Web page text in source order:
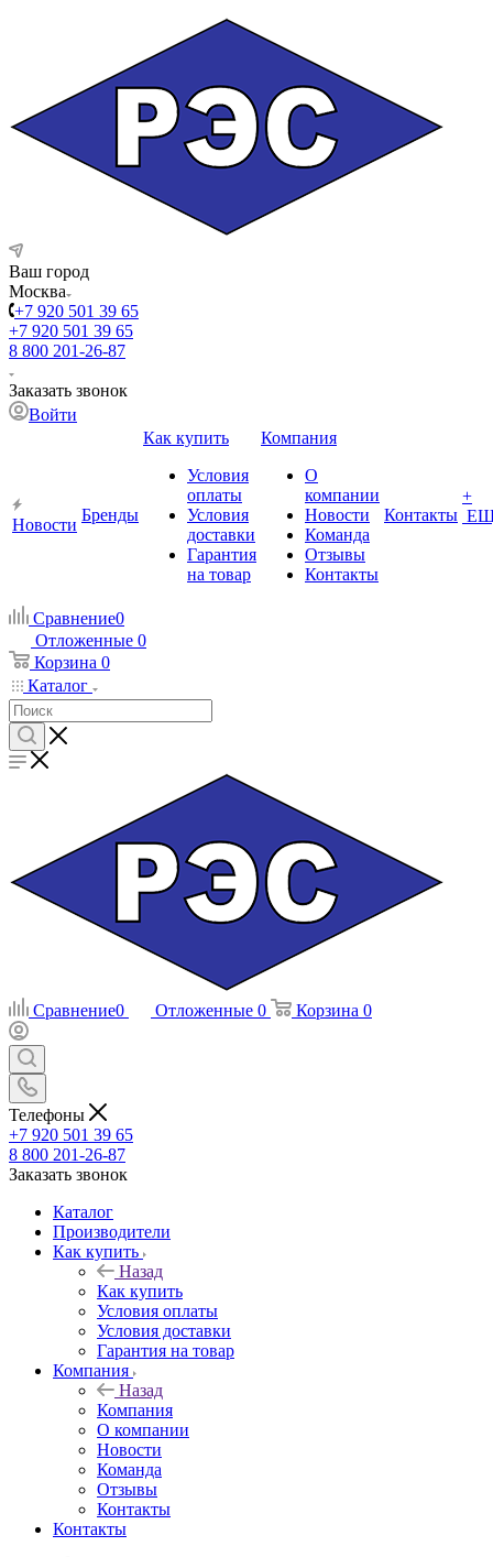
Ваш город
Москва
+7 920 501 39 65
+7 920 501 39 65
8 800 201-26-87
Заказать звонок
Войти
Новости
Бренды
Как купить
Условия
оплаты
Условия
доставки
Гарантия
на товар
Компания
О
компании
Новости
Команда
Отзывы
Контакты
Контакты
+
Сравнение0
Отложенные 0
Корзина 0
Каталог
Сравнение0 Отложенные 0 Корзина 0
Телефоны
+7 920 501 39 65
8 800 201-26-87
Заказать звонок
Каталог
Производители
Как купить
Назад
Как купить
Условия оплаты
Условия доставки
Гарантия на товар
Компания
Назад
Компания
О компании
Новости
Команда
Отзывы
Контакты
Контакты